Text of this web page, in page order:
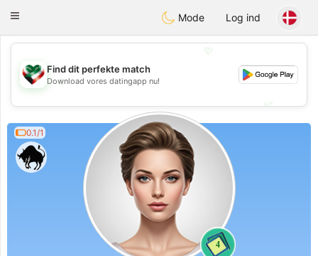
Kuwait Chat
Toggle
Mode Log ind
💖
💕
Find dit perfekte match
Download vores datingapp nu!
0.1/1
4